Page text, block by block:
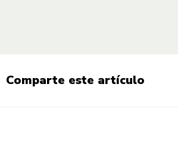
Comparte este artículo